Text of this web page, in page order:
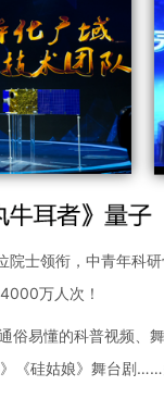
士领衔，中青年科
万人次！
俗易懂的科普视频
《硅姑娘》舞台剧